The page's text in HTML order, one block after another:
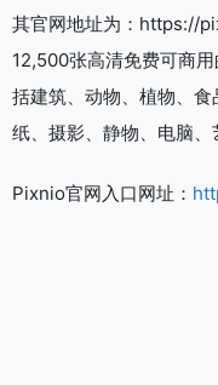
其官网地址为：https://
12,500张高清免费可商
括建筑、动物、植物、
纸、摄影、静物、电脑、
Pixnio官网入口网址：